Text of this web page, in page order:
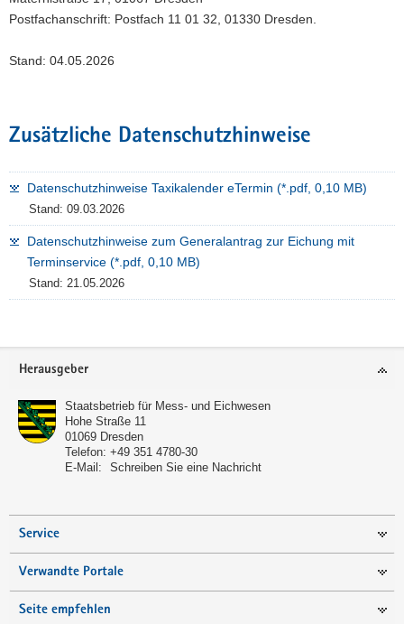
Postfachanschrift: Postfach 11 01 32, 01330 Dresden.
Stand: 04.05.2026
Zusätzliche Datenschutzhinweise
Datenschutzhinweise Taxikalender eTermin (*.pdf, 0,10 MB)
Stand: 09.03.2026
Datenschutzhinweise zum Generalantrag zur Eichung mit
Terminservice (*.pdf, 0,10 MB)
Stand: 21.05.2026
Footer-
Herausgeber
Staatsbetrieb für Mess- und Eichwesen
Hohe Straße 11
01069 Dresden
Telefon: +49 351 4780-30
E-Mail:
Schreiben Sie eine Nachricht
Service
Verwandte Portale
Seite empfehlen